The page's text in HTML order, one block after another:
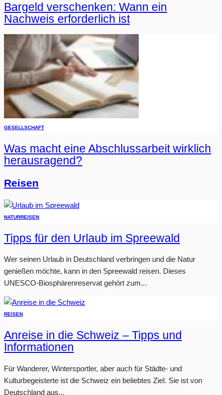
Bargeld verschenken: Wann ein
Nachweis erforderlich ist
GESELLSCHAFT
Was macht eine Abschlussarbeit wirklich
herausragend?
Reisen
NATURREISEN
Tipps für den Urlaub im Spreewald
Wer seinen Urlaub in Deutschland verbringen und die Natur
genießen möchte, kann in den Spreewald reisen. Dieses
UNESCO-Biosphärenreservat gehört zum...
REISEN
Anreise in die Schweiz – Tipps und
Informationen
Für Wanderer, Wintersportler, aber auch für Städte- und
Kulturbegeisterte ist die Schweiz ein beliebtes Ziel. Sie ist von
Deutschland aus...